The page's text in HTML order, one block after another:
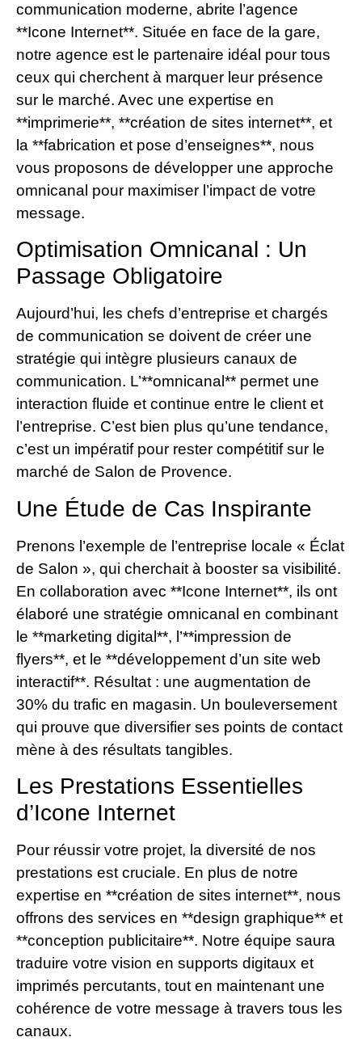
communication moderne, abrite l’agence
**Icone Internet**. Située en face de la gare,
notre agence est le partenaire idéal pour tous
ceux qui cherchent à marquer leur présence
sur le marché. Avec une expertise en
**imprimerie**, **création de sites internet**, et
la **fabrication et pose d’enseignes**, nous
vous proposons de développer une approche
omnicanal pour maximiser l’impact de votre
message.
Optimisation Omnicanal : Un
Passage Obligatoire
Aujourd’hui, les chefs d’entreprise et chargés
de communication se doivent de créer une
stratégie qui intègre plusieurs canaux de
communication. L’**omnicanal** permet une
interaction fluide et continue entre le client et
l’entreprise. C’est bien plus qu’une tendance,
c’est un impératif pour rester compétitif sur le
marché de Salon de Provence.
Une Étude de Cas Inspirante
Prenons l’exemple de l’entreprise locale « Éclat
de Salon », qui cherchait à booster sa visibilité.
En collaboration avec **Icone Internet**, ils ont
élaboré une stratégie omnicanal en combinant
le **marketing digital**, l’**impression de
flyers**, et le **développement d’un site web
interactif**. Résultat : une augmentation de
30% du trafic en magasin. Un bouleversement
qui prouve que diversifier ses points de contact
mène à des résultats tangibles.
Les Prestations Essentielles
d’Icone Internet
Pour réussir votre projet, la diversité de nos
prestations est cruciale. En plus de notre
expertise en **création de sites internet**, nous
offrons des services en **design graphique** et
**conception publicitaire**. Notre équipe saura
traduire votre vision en supports digitaux et
imprimés percutants, tout en maintenant une
cohérence de votre message à travers tous les
canaux.